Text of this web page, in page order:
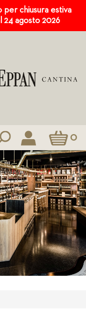
per chiusura estiva
agosto 2026
Carrello0